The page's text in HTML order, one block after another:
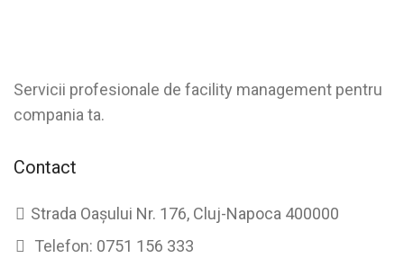
Servicii profesionale de facility management pentru
compania ta.
Contact
Strada Oașului Nr. 176, Cluj-Napoca 400000
Telefon: 0751 156 333